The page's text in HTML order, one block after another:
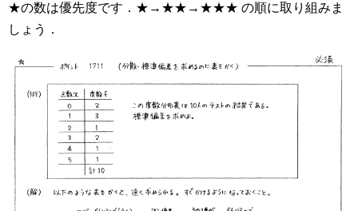
★の数は優先度です．★→★★→★★★ の順に取り組みま
しょう．